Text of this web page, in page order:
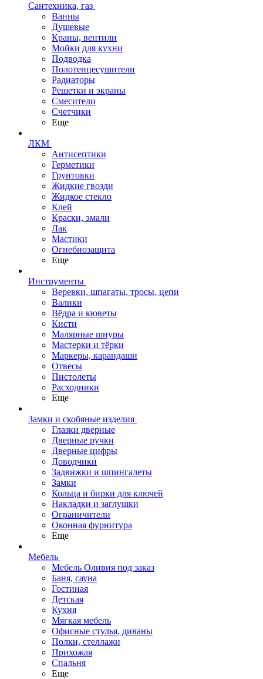
Сантехника, газ
Ванны
Душевые
Краны, вентили
Мойки для кухни
Подводка
Полотенцесушители
Радиаторы
Решетки и экраны
Смесители
Счетчики
Еще
ЛКМ
Антисептики
Герметики
Грунтовки
Жидкие гвозди
Жидкое стекло
Клей
Краски, эмали
Лак
Мастики
Огнебиозащита
Еще
Инструменты
Веревки, шпагаты, тросы, цепи
Валики
Вёдра и кюветы
Кисти
Малярные шнуры
Мастерки и тёрки
Маркеры, карандаши
Отвесы
Пистолеты
Расходники
Еще
Замки и скобяные изделия
Глазки дверные
Дверные ручки
Дверные цифры
Доводчики
Задвижки и шпингалеты
Замки
Кольца и бирки для ключей
Накладки и заглушки
Ограничители
Оконная фурнитура
Еще
Мебель
Мебель Оливия под заказ
Баня, сауна
Гостиная
Детская
Кухня
Мягкая мебель
Офисные стулья, диваны
Полки, стеллажи
Прихожая
Спальня
Еще